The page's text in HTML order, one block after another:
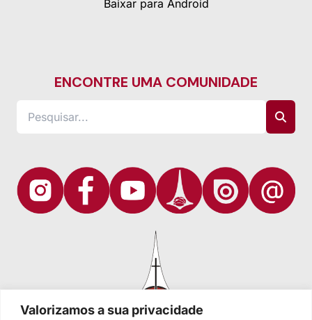
Valorizamos a sua privacidade
Baixar para Android
ENCONTRE UMA COMUNIDADE